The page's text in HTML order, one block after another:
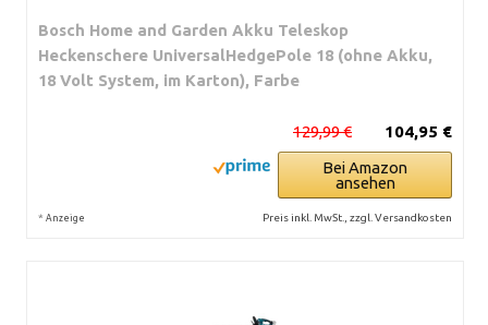
Bosch Home and Garden Akku Teleskop
Heckenschere UniversalHedgePole 18 (ohne Akku,
18 Volt System, im Karton), Farbe
104,95 €
129,99 €
Bei Amazon
ansehen
* Anzeige Preis inkl. MwSt., zzgl. Versandkosten